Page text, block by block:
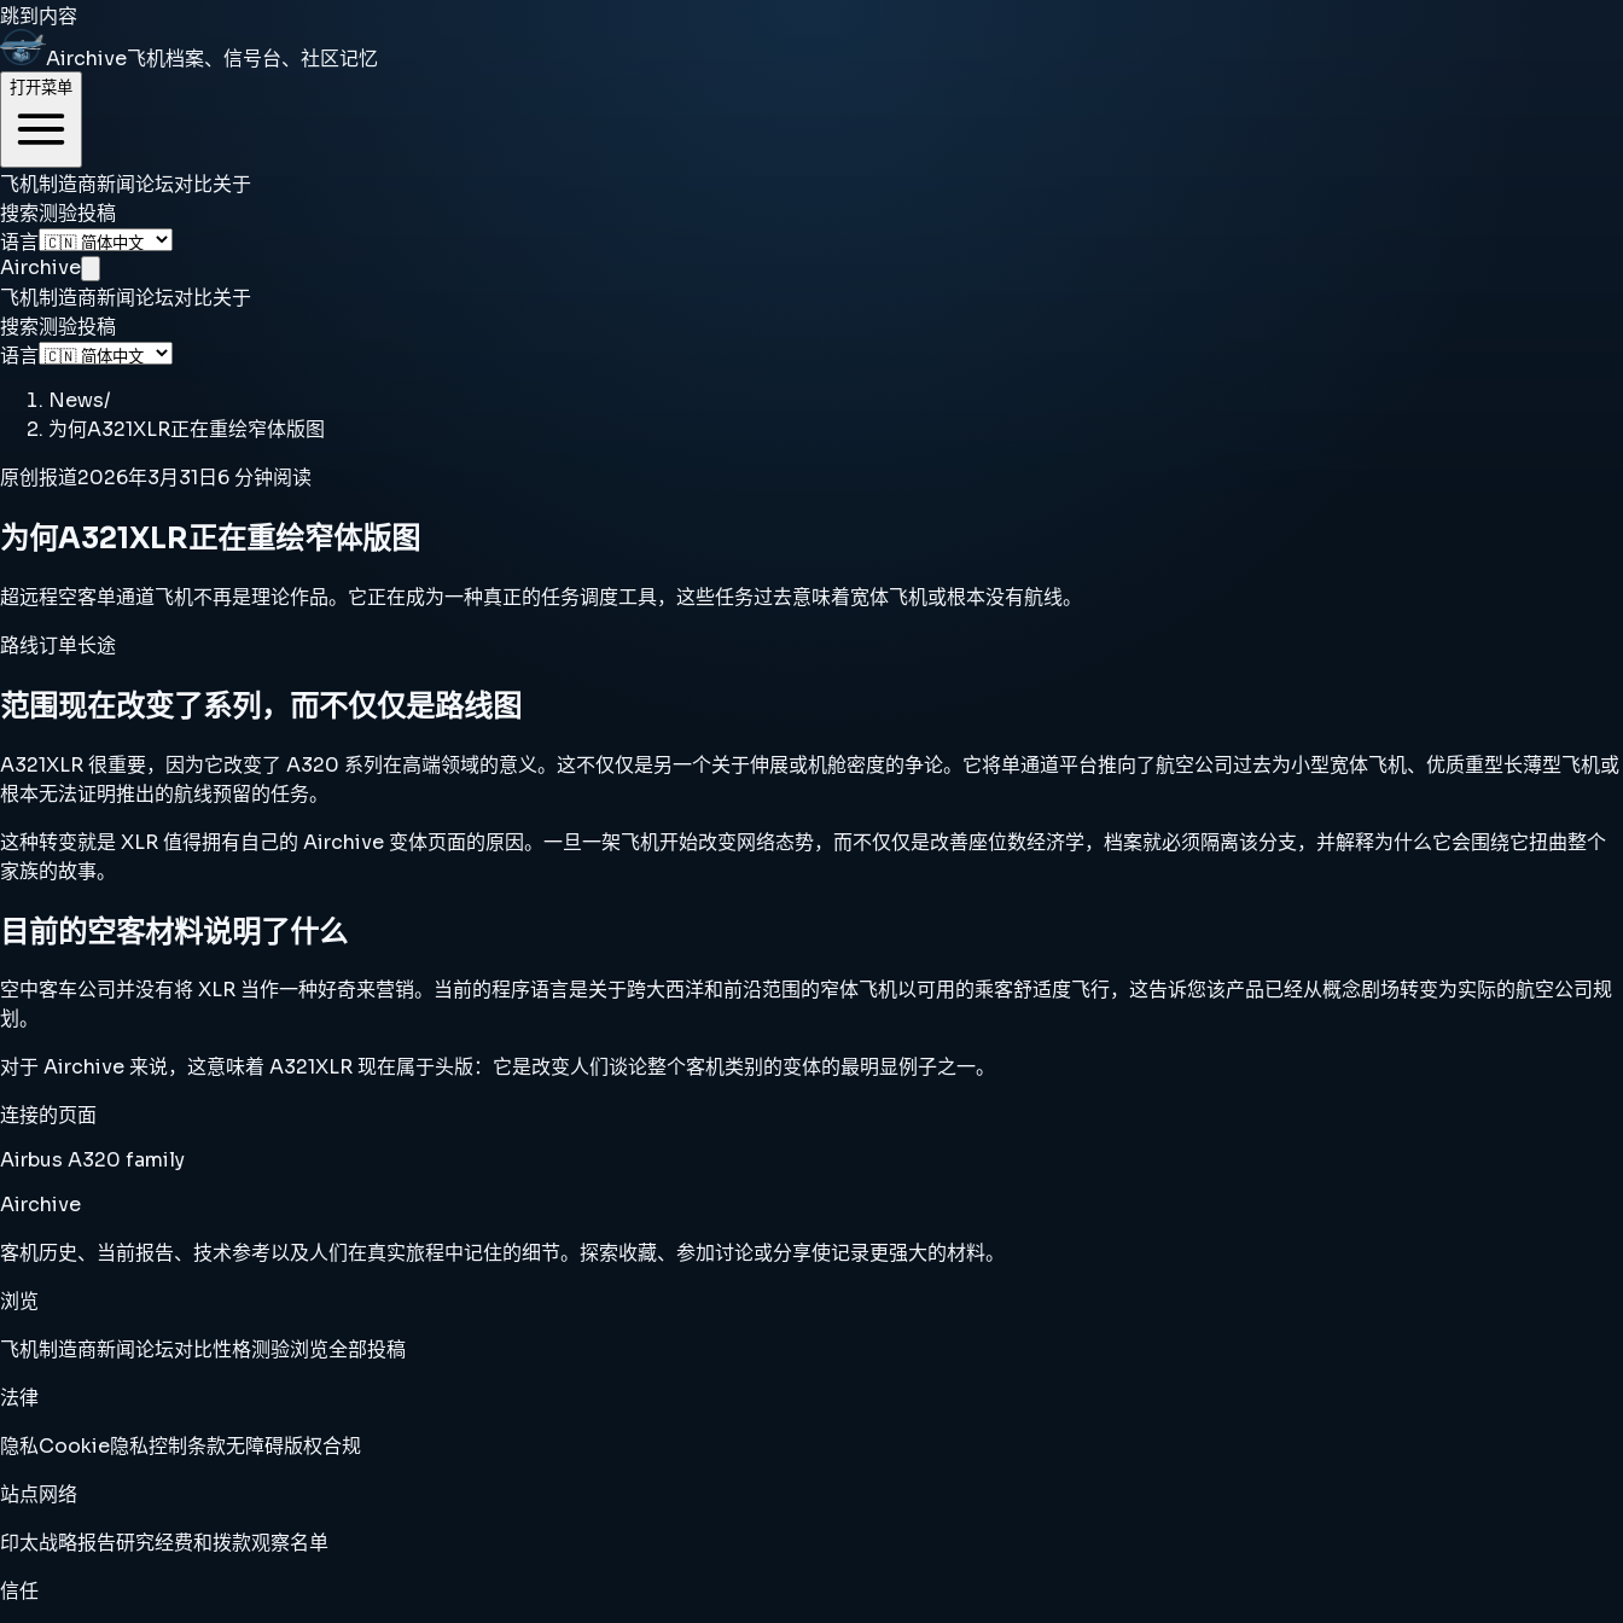
跳到内容
Airchive飞机档案、信号台、社区记忆
打开菜单
飞机制造商新闻论坛对比关于
搜索测验投稿
语言
Airchive
飞机制造商新闻论坛对比关于
搜索测验投稿
语言
News/
为何A321XLR正在重绘窄体版图
原创报道2026年3月31日 6 分钟阅读
为何A321XLR正在重绘窄体版图
超远程空客单通道飞机不再是理论作品。它正在成为一种真正的任务调度工具，这些任务过去意味着宽体飞机或根本没有航线。
路线订单长途
范围现在改变了系列，而不仅仅是路线图
A321XLR 很重要，因为它改变了 A320 系列在高端领域的意义。这不仅仅是另一个关于伸展或机舱密度的争论。它将单通道平台推向了航空公司过去为小型宽体飞机、优质重型长薄型飞机或
根本无法证明推出的航线预留的任务。
这种转变就是 XLR 值得拥有自己的 Airchive 变体页面的原因。一旦一架飞机开始改变网络态势，而不仅仅是改善座位数经济学，档案就必须隔离该分支，并解释为什么它会围绕它扭曲整个
家族的故事。
目前的空客材料说明了什么
空中客车公司并没有将 XLR 当作一种好奇来营销。当前的程序语言是关于跨大西洋和前沿范围的窄体飞机以可用的乘客舒适度飞行，这告诉您该产品已经从概念剧场转变为实际的航空公司规
划。
对于 Airchive 来说，这意味着 A321XLR 现在属于头版：它是改变人们谈论整个客机类别的变体的最明显例子之一。
连接的页面
Airbus A320 family
Airchive
客机历史、当前报告、技术参考以及人们在真实旅程中记住的细节。探索收藏、参加讨论或分享使记录更强大的材料。
浏览
飞机制造商新闻论坛对比性格测验浏览全部投稿
法律
隐私Cookie隐私控制条款无障碍版权合规
站点网络
印太战略报告研究经费和拨款观察名单
信任